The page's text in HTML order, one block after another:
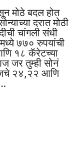
मोठे बदल होत
दरात मोठी
चांगली संधी
७७० रुपयांची
१८ कॅरेटच्या
जर तुम्ही सोनं
२४,२२ आणि